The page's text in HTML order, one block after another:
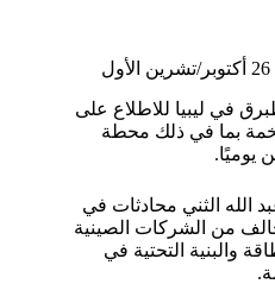
في ليبيا للاطلاع على
بما في ذلك محطة
الله الثني محادثات في
25 أكتوبر مع تحالف من الشركات الصينية
والبنية التحتية في